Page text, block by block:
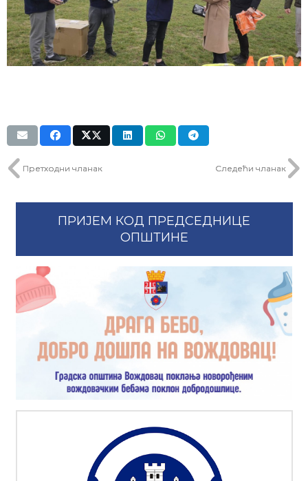
Претходни чланак Следећи чланак
ПРИЈЕМ КОД ПРЕДСЕДНИЦЕ
ОПШТИНЕ